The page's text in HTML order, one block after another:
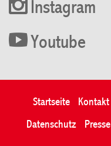
Instagram
Youtube
Startseite Kontakt
Datenschutz
Presse